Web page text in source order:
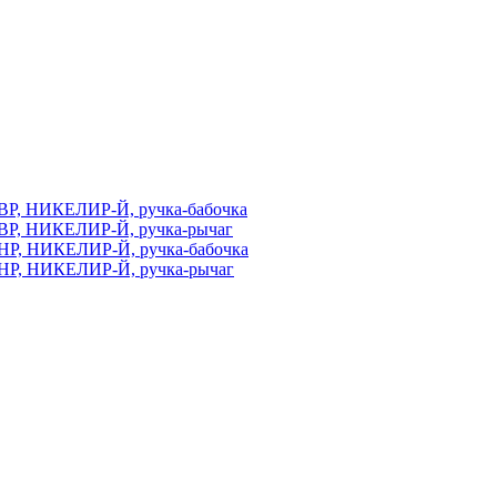
НИКЕЛИР-Й, ручка-бабочка
НИКЕЛИР-Й, ручка-рычаг
НИКЕЛИР-Й, ручка-бабочка
НИКЕЛИР-Й, ручка-рычаг